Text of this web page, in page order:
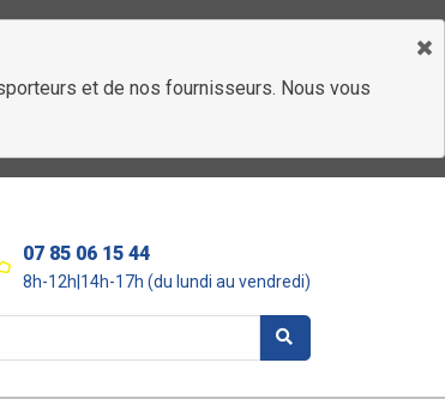
et de nos fournisseurs. Nous vous
07 85 06 15 44
8h-12h|14h-17h (du lundi au vendredi)